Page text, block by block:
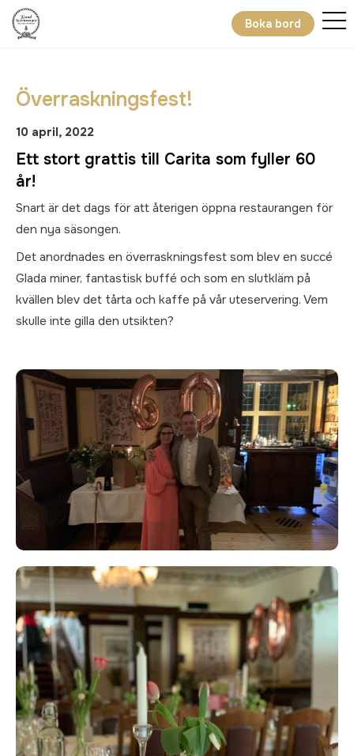
Boka bord
Överraskningsfest!
10 april, 2022
Ett stort grattis till Carita som fyller 60
år!
Snart är det dags för att återigen öppna restaurangen för
den nya säsongen.
Det anordnades en överraskningsfest som blev en succé
Glada miner, fantastisk buffé och som en slutkläm på
kvällen blev det tårta och kaffe på vår uteservering. Vem
skulle inte gilla den utsikten?